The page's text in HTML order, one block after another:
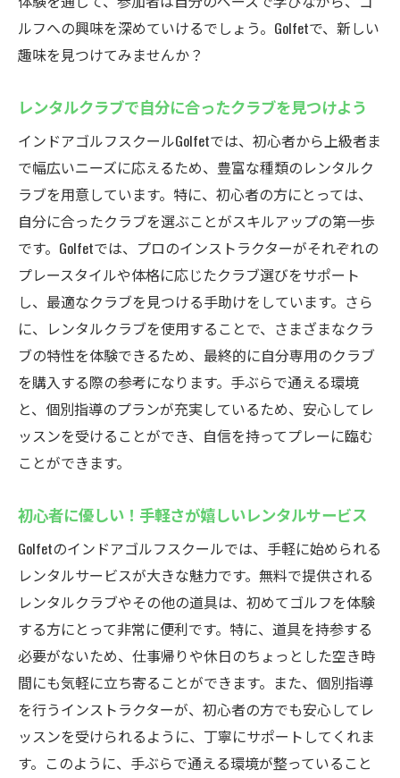
ルフへの興味を深めていけるでしょう。Golfetで、新しい
趣味を見つけてみませんか？
レンタルクラブで自分に合ったクラブを見つけよう
インドアゴルフスクールGolfetでは、初心者から上級者ま
で幅広いニーズに応えるため、豊富な種類のレンタルク
ラブを用意しています。特に、初心者の方にとっては、
自分に合ったクラブを選ぶことがスキルアップの第一歩
です。Golfetでは、プロのインストラクターがそれぞれの
プレースタイルや体格に応じたクラブ選びをサポート
し、最適なクラブを見つける手助けをしています。さら
に、レンタルクラブを使用することで、さまざまなクラ
ブの特性を体験できるため、最終的に自分専用のクラブ
を購入する際の参考になります。手ぶらで通える環境
と、個別指導のプランが充実しているため、安心してレ
ッスンを受けることができ、自信を持ってプレーに臨む
ことができます。
初心者に優しい！手軽さが嬉しいレンタルサービス
Golfetのインドアゴルフスクールでは、手軽に始められる
レンタルサービスが大きな魅力です。無料で提供される
レンタルクラブやその他の道具は、初めてゴルフを体験
する方にとって非常に便利です。特に、道具を持参する
必要がないため、仕事帰りや休日のちょっとした空き時
間にも気軽に立ち寄ることができます。また、個別指導
を行うインストラクターが、初心者の方でも安心してレ
ッスンを受けられるように、丁寧にサポートしてくれま
す。このように、手ぶらで通える環境が整っていること